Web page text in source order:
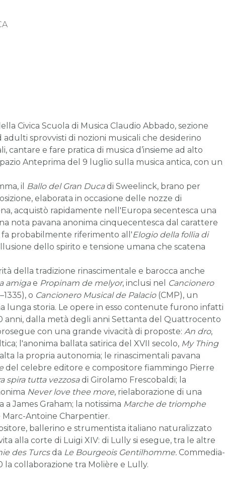
Civica Scuola di Musica Claudio Abbado, sezione
sprovvisti di nozioni musicali che desiderino
cantare e fare pratica di musica d’insieme ad alto
Anteprima del 9 luglio sulla musica antica, con un
il
Ballo del Gran Ducadi Sweelinck, brano per
elaborata in occasione delle nozze di
acquistò rapidamente nell'Europa secentesca una
nota pavana anonima cinquecentesca dal carattere
fa probabilmente riferimento all'Elogio della follia di
dello spirito e tensione umana che scatena
della tradizione rinascimentale e barocca anche
amigae Propinam de melyor, inclusi nel
Cancionero
o Cancionero Musical de Palacio(CMP), un
lunga storia. Le opere in esso contenute furono infatti
anni, dalla metà degli anni Settanta del Quattrocento
con una grande vivacità di proposte: An dro,
l'anonima ballata satirica del XVII secolo, My Thing
la propria autonomia; le rinascimentali pavana
del celebre editore e compositore fiammingo Pierre
spira tutta vezzosadi Girolamo Frescobaldi; la
Never love thee more, rielaborazione di una
James Graham; la notissima Marche de triomphe
Antoine Charpentier.
ballerino e strumentista italiano naturalizzato
alla corte di Luigi XIV: di Lully si esegue, tra le altre
des Turcsda Le Bourgeois Gentilhomme. Commedia-
collaborazione tra Molière e Lully.